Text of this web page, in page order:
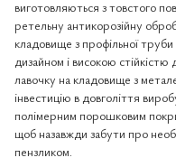
виготовляються з товстого
ретельну антикорозійну
кладовище з профільної
дизайном і високою
лавочку на кладовище з
інвестицію в довголіття
полімерним порошковим
щоб назавжди забути про
пензликом.